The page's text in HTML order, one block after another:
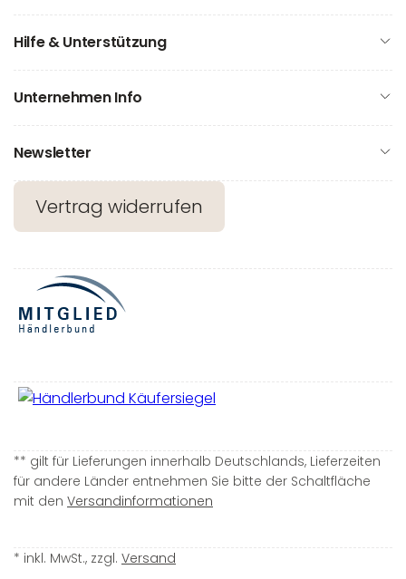
Hilfe & Unterstützung
Unternehmen Info
Newsletter
Vertrag widerrufen
** gilt für Lieferungen innerhalb Deutschlands, Lieferzeiten
für andere Länder entnehmen Sie bitte der Schaltfläche
mit den Versandinformationen
* inkl. MwSt., zzgl. Versand